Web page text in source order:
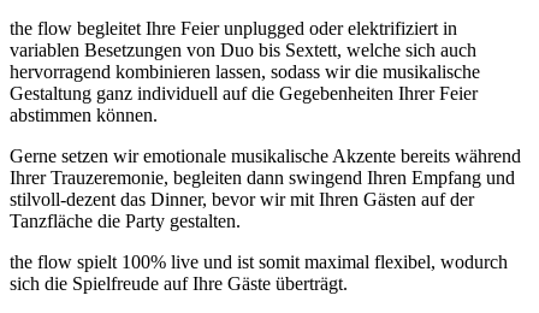
the flow begleitet Ihre Feier unplugged oder elektrifiziert in
variablen Besetzungen von Duo bis Sextett, welche sich auch
hervorragend kombinieren lassen, sodass wir die musikalische
Gestaltung ganz individuell auf die Gegebenheiten Ihrer Feier
abstimmen können.
Gerne setzen wir emotionale musikalische Akzente bereits während
Ihrer Trauzeremonie, begleiten dann swingend Ihren Empfang und
stilvoll-dezent das Dinner, bevor wir mit Ihren Gästen auf der
Tanzfläche die Party gestalten.
the flow spielt 100% live und ist somit maximal flexibel, wodurch
sich die Spielfreude auf Ihre Gäste überträgt.